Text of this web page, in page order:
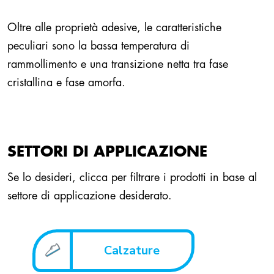
Oltre alle proprietà adesive, le caratteristiche
peculiari sono la bassa temperatura di
rammollimento e una transizione netta tra fase
cristallina e fase amorfa.
SETTORI DI APPLICAZIONE
Se lo desideri, clicca per filtrare i prodotti in base al
settore di applicazione desiderato.
Calzature